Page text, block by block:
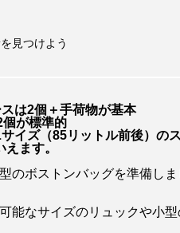
ス・ケイジ
プラダを着た悪魔
キー・マディソン
ラブル
見つけよう
は2個＋手荷物が基本
が標準的
イズ（85リットル前後）の
ます。
のボストンバッグを準備しま
能なサイズのリュックや小型